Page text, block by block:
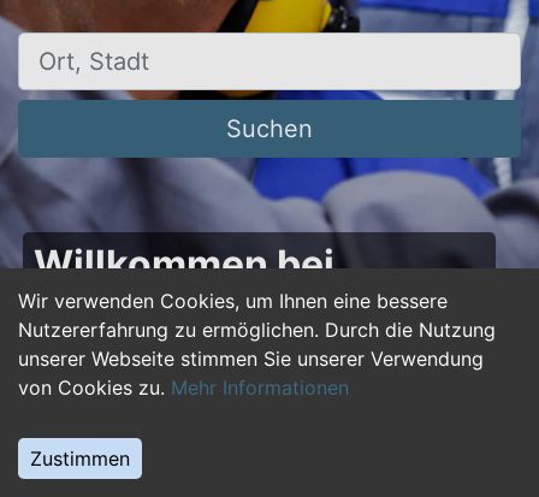
Wir verwenden Cookies, um Ihnen eine bessere
Nutzererfahrung zu ermöglichen. Durch die Nutzung
unserer Webseite stimmen Sie unserer Verwendung
von Cookies zu. Mehr Informationen
Zustimmen
Ort, Stadt
Suchen
Willkommen bei
50plus-jobs.de – Dein
Portal für Jobs ab 50!
Du bist über 50 und suchst nach einer neuen
beruflichen Herausforderung oder einem
Jobwechsel? Auf